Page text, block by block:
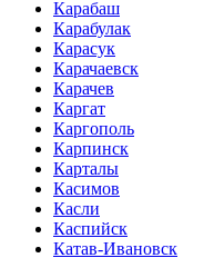
Карабаш
Карабулак
Карасук
Карачаевск
Карачев
Каргат
Каргополь
Карпинск
Карталы
Касимов
Касли
Каспийск
Катав-Ивановск